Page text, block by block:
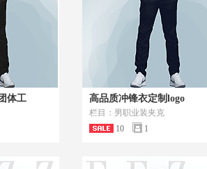
体工 高品质冲锋衣定制logo
栏目：男职业装夹克
10
1